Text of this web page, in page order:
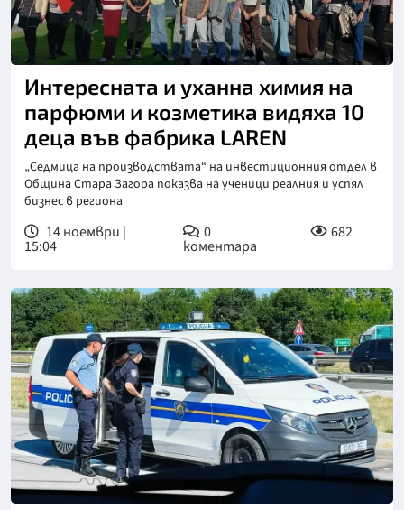
Интересната и уханна химия на
парфюми и козметика видяха 10
деца във фабрика LAREN
„Седмица на производствата“ на инвестиционния отдел в
Община Стара Загора показва на ученици реалния и успял
бизнес в региона
14 ноември |
15:04
0
коментара
682